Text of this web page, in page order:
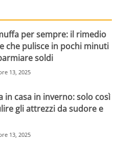
per sempre: il rimedio
che pulisce in pochi minuti
soldi
13, 2025
in casa in inverno: solo così
gli attrezzi da sudore e
13, 2025